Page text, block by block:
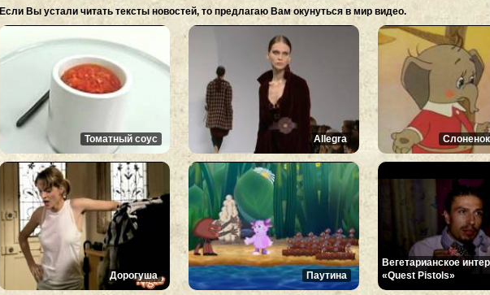
Если Вы устали читать тексты новостей, то предлагаю Вам окунуться в мир видео.
Томатный соус Allegra
Дорогуша Паутина
Вегетарианское
«Quest Pistols»